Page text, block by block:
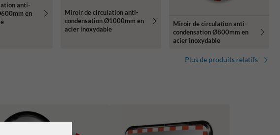
anti-
en
Miroir de circulation anti-
condensation Ø1000mm en
acier inoxydable
Miroir de circulation anti-
condensation Ø800mm en
acier inoxydable
Plus de produits relatifs